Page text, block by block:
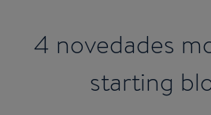
4 novedades
starting